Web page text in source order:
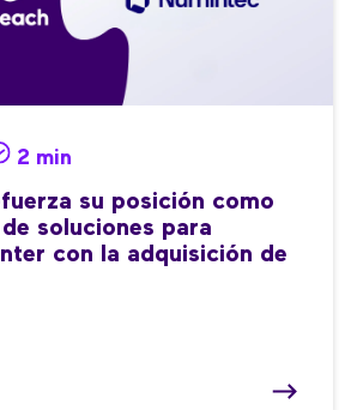
2 min
su posición como
soluciones para
con la adquisición de